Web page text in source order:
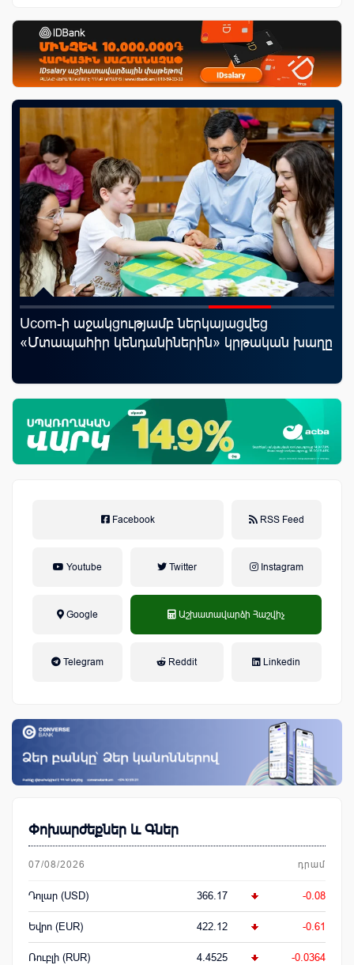
Ucom-ի աջակցությամբ ներկայացվեց
«Մտապահիր կենդանիներին» կրթական խաղը
Facebook RSS Feed
Youtube Twitter Instagram
Google Աշխատավարձի Հաշվիչ
Telegram Reddit Linkedin
Փոխարժեքներ և Գներ
07/08/2026 դրամ
Դոլար (USD) 366.17 -0.08
Եվրո (EUR) 422.12 -0.61
Ռուբլի (RUR) 4.4525 -0.0364